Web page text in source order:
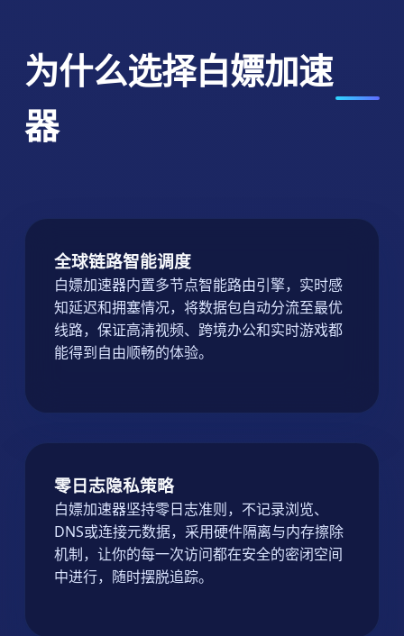
为什么选择白嫖加速
器
全球链路智能调度
白嫖加速器内置多节点智能路由引擎，实时感
知延迟和拥塞情况，将数据包自动分流至最优
线路，保证高清视频、跨境办公和实时游戏都
能得到自由顺畅的体验。
零日志隐私策略
白嫖加速器坚持零日志准则，不记录浏览、
DNS或连接元数据，采用硬件隔离与内存擦除
机制，让你的每一次访问都在安全的密闭空间
中进行，随时摆脱追踪。